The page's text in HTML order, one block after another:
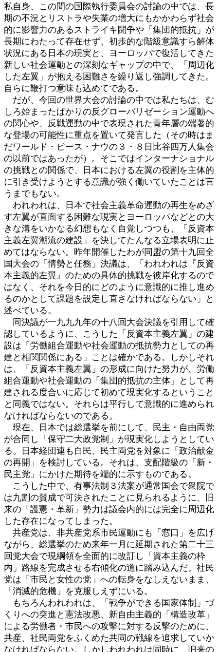
私自身、この間の国際執行委員会の討論の中では、長
期の不況とリストラや失業の増大にもかかわらず社会
的に影響力のあるストライキ闘争や「集団的抵抗」が
長期にわたって存在せず、初歩的な階級意識すら解体
状況にある日本の現実と、ヨーロッパで復活してきた
新しい社会運動との深刻なギャップの中で、「周辺化
した左翼」が抱える困難さを繰り返し強調してきた。
自らに鞭打つ意味も込めてである。
だが、今回の世界大会の討論の中では私たちは、む
しろ始まったばかりの反グローバリゼーション運動へ
の関心や、反戦運動の中で表現された青年層の端著的
な登場の可能性に重点を置いて発言した（その時はま
だワールド・ピース・ナウの３・８日比谷四万人集会
の以前ではあったが）。そこではインターナショナル
の挑戦との関係で、日本における左翼の役割を主体的
に引き受けようとする意識が強く働いていたことは言
うまでもない。
われわれは、日本で社会主義革命運動の再生をめざ
す左翼が直面する困難な現実とヨーロッパなどとの大
きな溝をいかなる幻想もなく自覚しつつも、「反資本
主義左翼潮流の建設」を決してたんなる立場表明に止
めてはならない。昨年開催したわが同盟の第十九回全
国大会の「情勢と任務」決議は、「われわれは『反資
本主義的左翼』のための具体的挑戦を彼岸化するので
はなく、それを今日的にどのように意識的に推し進め
るのかとして課題を設定し直さなければならない」と
述べている。
同決議が一九九九年の十八回大会決議を引用して確
認しているように、こうした「反資本主義左翼」の建
設は「労働組合運動や社会運動の抵抗勢力としての再
建と相関関係にある」ことは確かである。しかしそれ
は、「反資本主義左翼」の形成に向けた努力が、労働
組合運動や社会運動の「集団的抵抗の主体」として再
建される度合いに応じて初めて現実化するということ
と同義ではない。それらは平行して意識的に進められ
なければならないのである。
現在、日本では総選挙を前にして、民主・自由両党
が合同し「保守二大政党制」が現実化しようとしてい
る。日本経団連も自民、民主両党を対象に「政治献金
の再開」を検討している。それは、支配階級の「新・
民主党」にかけた期待を端的に示すものである。
こうした中で、有事法制３法案が通常国会で衆院で
は九割の賛成で可決されたことに見られるように、旧
来の「護憲・革新」勢力は議会内的には完全に周辺化
した存在になってしまった。
共産党は、非共産党系市民運動にも「窓口」を広げ
ながら、総選挙のため来年一月に延期された第二十三
回党大会で現綱領を全面的に改訂し「資本主義の枠
内」路線を完成させる右傾化の道に踏み込んだ。社民
党は「市民と女性の党」への転身をなしえないまま、
「消滅的危機」を克服しえずにいる。
もちろんわれわれは、「戦争ができる国家体制」づ
くりへの突進と憲法改悪、新自由主義的「構造改革」
による労働者・市民への攻撃に対する反撃のために、
共産、社民両党をふくめた共同の戦線を追求していか
なければならない。しかしわれわれは同時に、旧来の